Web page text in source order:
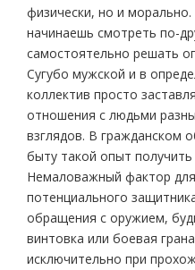
физически, но и
начинаешь смотреть по-
самостоятельно решать
Сугубо мужской и в
коллектив просто
отношения с людьми
взглядов. В гражданском
быту такой опыт
Немаловажный фактор
потенциального
обращения с оружием,
винтовка или боевая
исключительно при